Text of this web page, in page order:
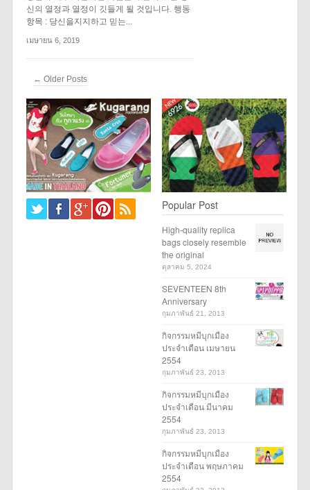
신의 열정과 열정이 깃들게 될 것입니다. 행동
항목 : 당신을지지하고 믿는...
เมษายน 6, 2019
← Older Posts
Popular Post
High-quality replica
bags closely resemble
the original
ตุลาคม 5, 2024
SEVENTEEN 8th
Anniversary
กุมภาพันธ์ 21, 2013
กิจกรรมหมีบุกเมือง
ประจำเดือน เมษายน
2554
กุมภาพันธ์ 23, 2013
กิจกรรมหมีบุกเมือง
ประจำเดือน มีนาคม
2554
กุมภาพันธ์ 23, 2013
กิจกรรมหมีบุกเมือง
ประจำเดือน พฤษภาคม
2554